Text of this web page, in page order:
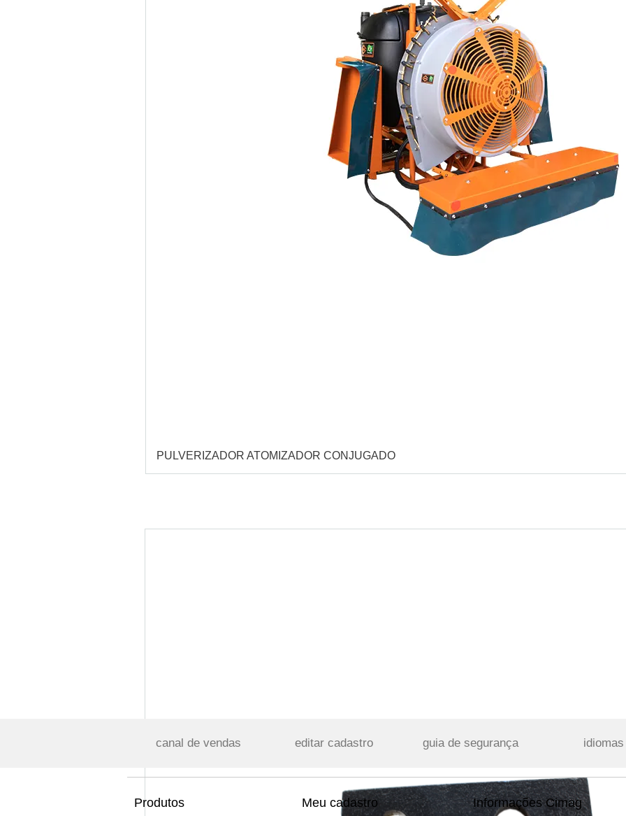
PULVERIZADOR ATOMIZADOR CONJUGADO
canal de vendas editar cadastro guia de segurança idiomas
Produtos Meu cadastro Informações Cimag